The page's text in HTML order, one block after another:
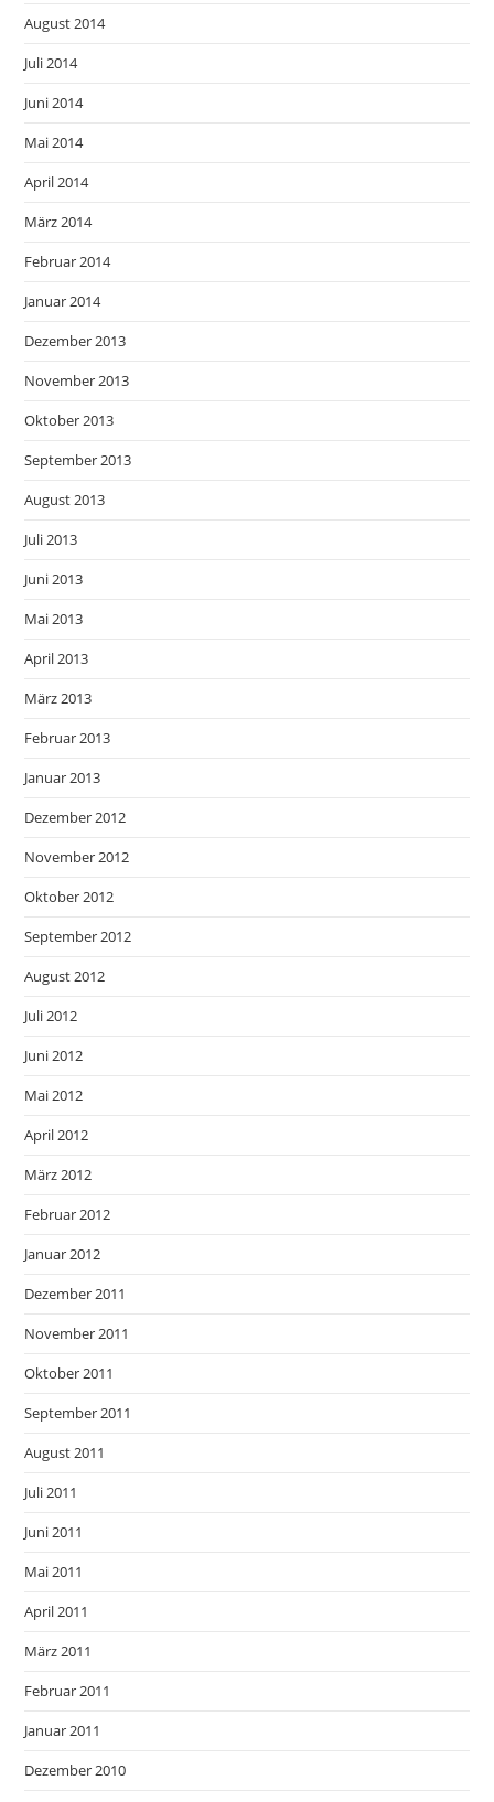
August 2014
Juli 2014
Juni 2014
Mai 2014
April 2014
März 2014
Februar 2014
Januar 2014
Dezember 2013
November 2013
Oktober 2013
September 2013
August 2013
Juli 2013
Juni 2013
Mai 2013
April 2013
März 2013
Februar 2013
Januar 2013
Dezember 2012
November 2012
Oktober 2012
September 2012
August 2012
Juli 2012
Juni 2012
Mai 2012
April 2012
März 2012
Februar 2012
Januar 2012
Dezember 2011
November 2011
Oktober 2011
September 2011
August 2011
Juli 2011
Juni 2011
Mai 2011
April 2011
März 2011
Februar 2011
Januar 2011
Dezember 2010